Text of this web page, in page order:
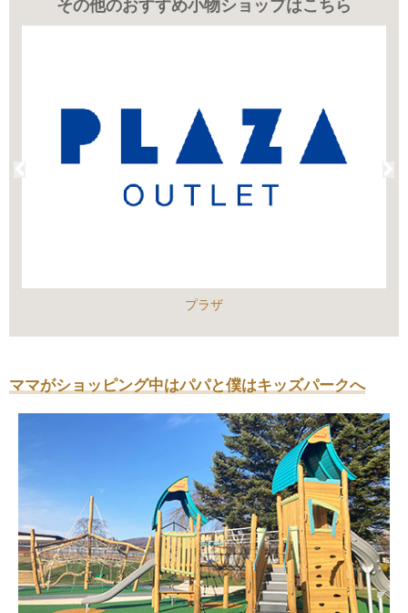
その他のおすすめ小物ショップはこちら
プラザ
ママがショッピング中はパパと僕はキッズパークへ